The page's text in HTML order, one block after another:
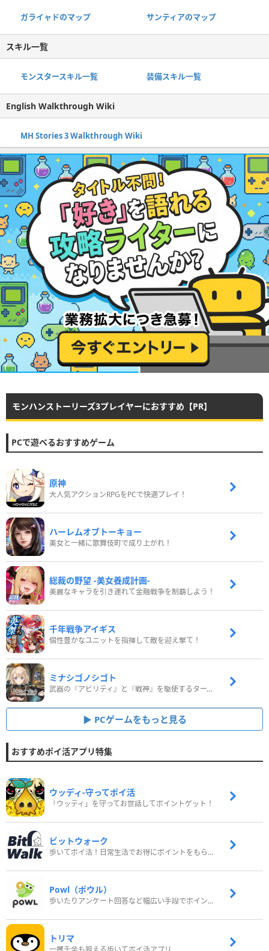
ガライャドのマップ サンティアのマップ
スキル一覧
モンスタースキル一覧 装備スキル一覧
English Walkthrough Wiki
MH Stories 3 Walkthrough Wiki
モンハンストーリーズ3プレイヤーにおすすめ【PR】
PCで遊べるおすすめゲーム
原神
大人気アクションRPGをPCで快適プレイ！
ハーレムオブトーキョー
美女と一緒に歌舞伎町で成り上がれ！
総裁の野望 -美女養成計画-
美麗なキャラを引き連れて金融戦争を制覇しよう！
千年戦争アイギス
個性豊かなユニットを指揮して敵を迎え撃て！
ミナシゴノシゴト
武器の『アビリティ』と『戦神』を駆使するターン制コマンドバトルRPG！
PCゲームをもっと見る
おすすめポイ活アプリ特集
ウッディ‐守ってポイ活
「ウッディ」を守ってお世話してポイントゲット！
ビットウォーク
歩いてポイ活！日常生活でお得にポイントをもらおう
Powl（ポウル）
歩いたりアンケート回答など幅広い手段でポイントをゲット
トリマ